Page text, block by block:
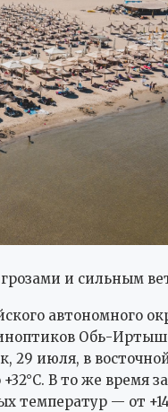
и сильным
автономного
Обь-
29 июля, в
В то же время
температур — от +14